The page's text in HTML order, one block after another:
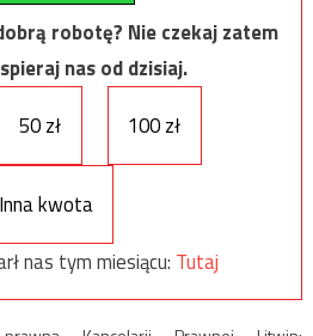
robotę? Nie czekaj zatem
nas od dzisiaj.
50 zł 100 zł
Inna kwota
nas tym miesiącu: Tutaj